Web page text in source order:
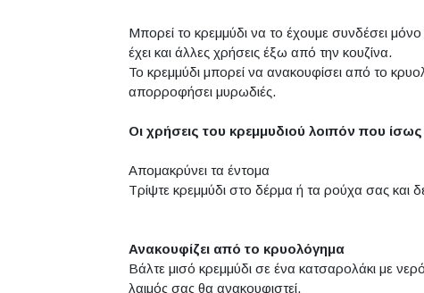
Μπορεί το κρεμμύδι να το έχουμε συνδέσει
έχει και άλλες χρήσεις έξω από την κουζίνα.
Το κρεμμύδι μπορεί να ανακουφίσει από το
απορροφήσει μυρωδιές.
Οι χρήσεις του κρεμμυδιού λοιπόν που
Απομακρύνει τα έντομα
Τρίψτε κρεμμύδι στο δέρμα ή τα ρούχα σας και
Ανακουφίζει από το κρυολόγημα
Βάλτε μισό κρεμμύδι σε ένα κατσαρολάκι με
λαιμός σας θα ανακουφιστεί.